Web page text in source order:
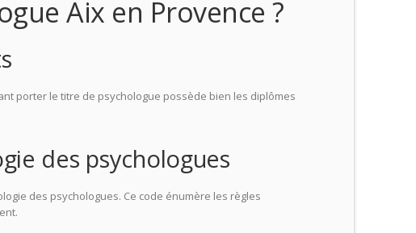
Aix en Provence ?
porter le titre de psychologue possède bien les diplômes
des psychologues
des psychologues. Ce code énumère les règles